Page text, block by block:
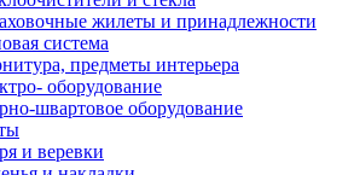
жилеты и принадлежности
система
предметы интерьера
оборудование
швартовое оборудование
и веревки